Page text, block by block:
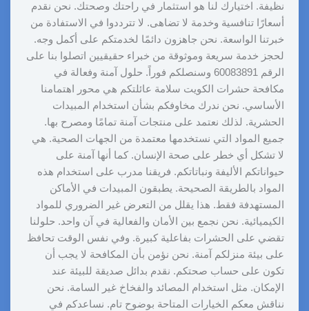
نظيفة. اختيارك لنا هو استثمار في راحتك وصحتك. نحن نقدم
أسعارًا تنافسية وخدمة لا تضاهى. لا تترددوا في الاستفادة من
خبرتنا الواسعة. نحن جاهزون دائمًا لخدمتكم على أكمل وجه.
لحجز خدمة سريعة وموثوقة من خبراء حقيقيين اتصلوا بنا على
الرقم 60083891 وسنصلكم فوراً. حلول آمنة وفعالة في
مكافحة حشرات الكويت سلامة عائلتكم هي محور اهتمامنا
الأساسي. نحن ندرك مخاوفكم بشأن استخدام المبيدات
الحشرية. لذلك نعتمد على منتجات آمنة تمامًا ومصرح بها.
جميع المواد التي نستخدمها معتمدة من الجهات الصحية. هي
لا تشكل أي خطر على صحة الإنسان. كما أنها آمنة على
حيواناتكم الأليفة ونباتاتكم. فريقنا مدرب على استخدام هذه
المواد بالطريقة الصحيحة. يطبقون المبيدات في الأماكن
المستهدفة فقط. هذا يقلل من التعرض غير الضروري للمواد
الكيميائية. نحن نجمع بين الأمان والفعالية في آن واحد. حلولنا
تقضي على الحشرات بفاعلية كبيرة. وفي نفس الوقت تحافظ
على بيئة منزلكم آمنة. نحن نؤمن بأن المكافحة لا يجب أن
تكون على حساب صحتكم. نقدم بدائل صديقة للبيئة عند
الإمكان. مثل استخدام المصائد والفخاخ غير السامة. نحن
نناقش معكم الخيارات المتاحة بوضوح تام. نساعدكم في